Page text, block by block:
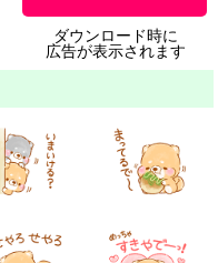
ダウンロード時に
広告が表示されます